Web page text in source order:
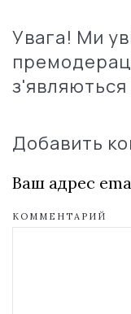
Увага! Ми
з'являються
Добавить
Ваш адрес
КОММЕНТАРИЙ